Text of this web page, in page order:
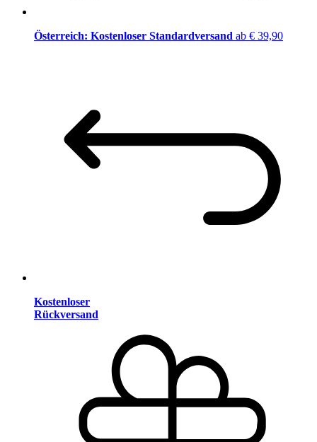
Österreich: Kostenloser Standardversand ab € 39,90
Kostenloser
Rückversand